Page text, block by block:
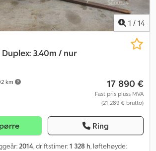
1 / 14
km
Duplex: 3.40m / nur
17 890 €
Fast pris pluss MVA
(21 289 € brutto)
Ring
2014, driftstimer:1 328 h, løftehøyde: